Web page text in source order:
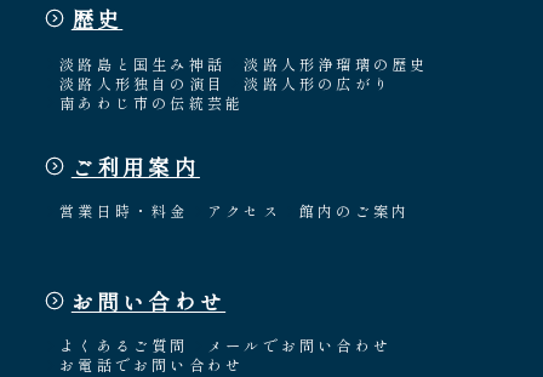
歴史
淡路島と国生み神話
淡路人形浄瑠璃の歴史
淡路人形独自の演目
淡路人形の広がり
南あわじ市の伝統芸能
ご利用案内
営業日時・料金 アクセス 館内のご案内
お問い合わせ
よくあるご質問
メールでお問い合わせ
お電話でお問い合わせ